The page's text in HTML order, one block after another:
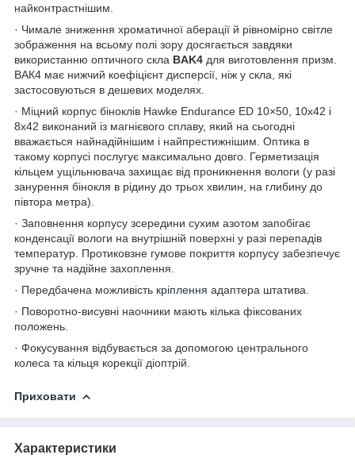
найконтрастнішим.
· Чимале зниження хроматичної аберації й рівномірно світле
зображення на всьому полі зору досягається завдяки
використанню оптичного скла BAK4 для виготовлення призм.
ВАК4 має нижчий коефіцієнт дисперсії, ніж у скла, які
застосовуються в дешевих моделях.
· Міцний корпус біноклів Hawke Endurance ED 10×50, 10x42 і
8х42 виконаний із магнієвого сплаву, який на сьогодні
вважається найнадійнішим і найпрестижнішим. Оптика в
такому корпусі послугує максимально довго. Герметизація
кільцем ущільнювача захищає від проникнення вологи (у разі
занурення бінокля в рідину до трьох хвилин, на глибину до
півтора метра).
· Заповнення корпусу зсередини сухим азотом запобігає
конденсації вологи на внутрішній поверхні у разі перепадів
температур. Протиковзне гумове покриття корпусу забезпечує
зручне та надійне захоплення.
· Передбачена можливість кріплення адаптера штатива.
· Поворотно-висувні наочники мають кілька фіксованих
положень.
· Фокусування відбувається за допомогою центрального
колеса та кільця корекції діоптрій.
Приховати
Характеристики